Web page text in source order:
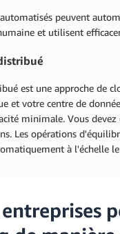
peuvent
et utilisent
est une approche de
et votre centre de
minimale. Vous
Les opérations
à l'échelle